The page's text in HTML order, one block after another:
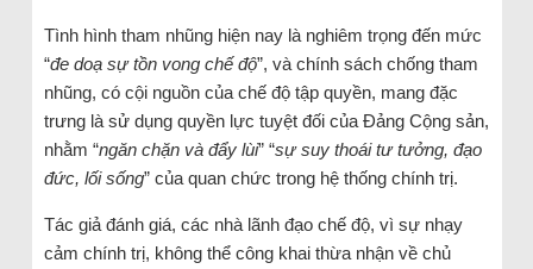
Tình hình tham nhũng hiện nay là nghiêm trọng đến mức
“đe doạ sự tồn vong chế độ”, và chính sách chống tham
nhũng, có cội nguồn của chế độ tập quyền, mang đặc
trưng là sử dụng quyền lực tuyệt đối của Đảng Cộng sản,
nhằm “ngăn chặn và đẩy lùi” “sự suy thoái tư tưởng, đạo
đức, lối sống” của quan chức trong hệ thống chính trị.
Tác giả đánh giá, các nhà lãnh đạo chế độ, vì sự nhạy
cảm chính trị, không thể công khai thừa nhận về chủ